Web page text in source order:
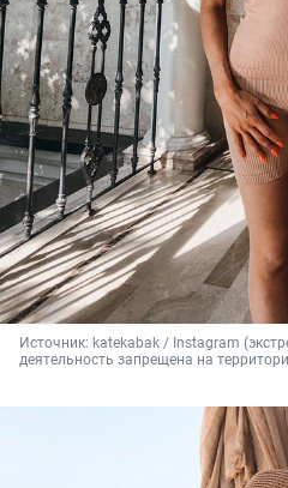
Источник: katekabak / Instagram
деятельность запрещена на